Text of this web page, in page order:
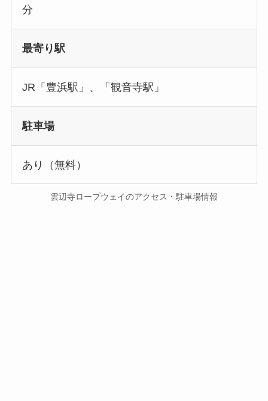
分
最寄り駅
JR「豊浜駅」、「観音寺駅」
駐車場
あり（無料）
雲辺寺ロープウェイのアクセス・駐車場情報